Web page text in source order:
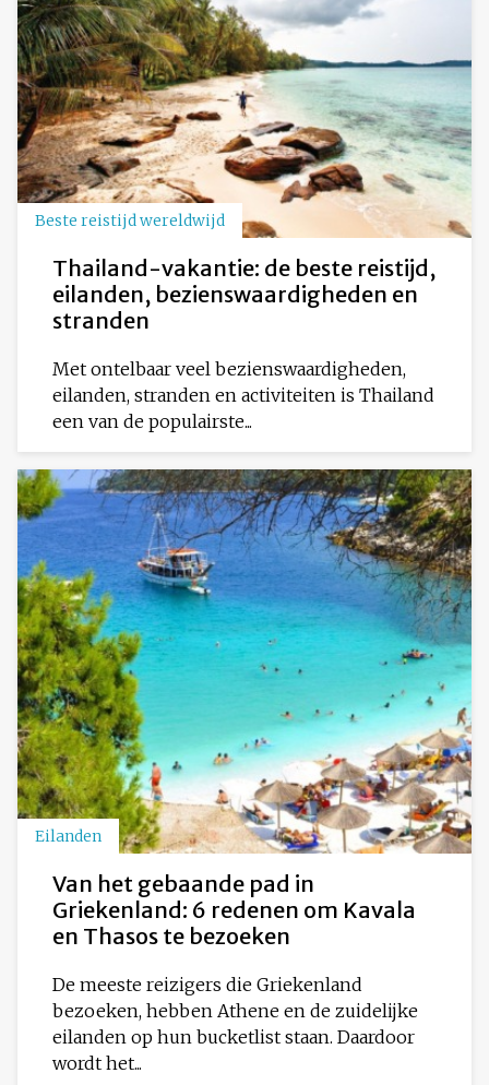
Beste reistijd wereldwijd
Thailand-vakantie: de beste reistijd,
eilanden, bezienswaardigheden en
stranden
Met ontelbaar veel bezienswaardigheden,
eilanden, stranden en activiteiten is Thailand
een van de populairste...
Eilanden
Van het gebaande pad in
Griekenland: 6 redenen om Kavala
en Thasos te bezoeken
De meeste reizigers die Griekenland
bezoeken, hebben Athene en de zuidelijke
eilanden op hun bucketlist staan. Daardoor
wordt het...